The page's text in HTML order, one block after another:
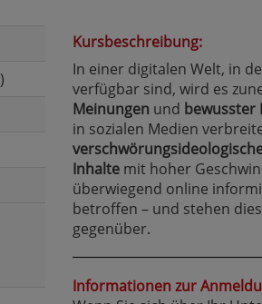
)
Kursbeschreibung:
In einer digitalen Welt, in
verfügbar sind, wird es
Meinungen und bewusster
in sozialen Medien
Inhalte mit hoher
überwiegend online
betroffen – und stehen
gegenüber.
Informationen zur